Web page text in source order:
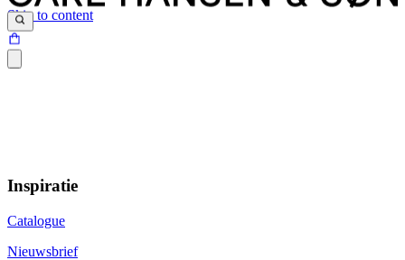
Skip to content
Inspiratie
Catalogue
Nieuwsbrief